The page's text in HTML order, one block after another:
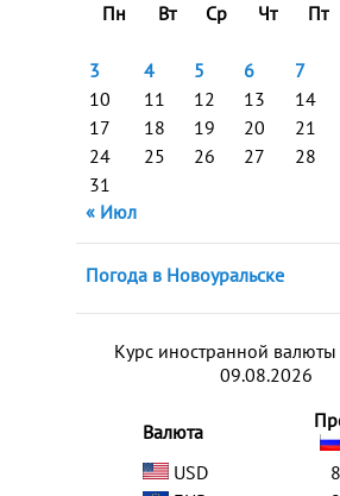
Пн
Вт Ср Чт Пт
3
4 5 6 7
10
11 12 13 14
17
18 19 20 21
24
25 26 27 28
31
« Июл
Погода в Новоуральске
Курс иностранной
09.08.2026
Валюта
USD